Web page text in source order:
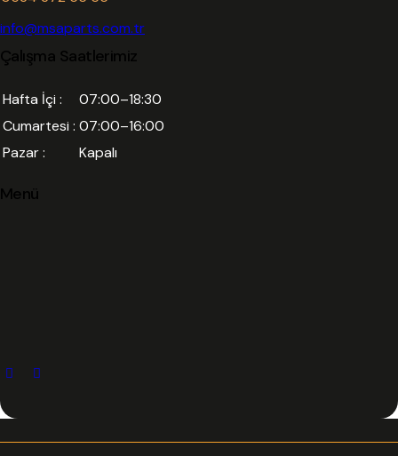
info@msaparts.com.tr
Çalışma Saatlerimiz
Hafta İçi :
07:00–18:30
Cumartesi : 07:00–16:00
Pazar :
Kapalı
Menü